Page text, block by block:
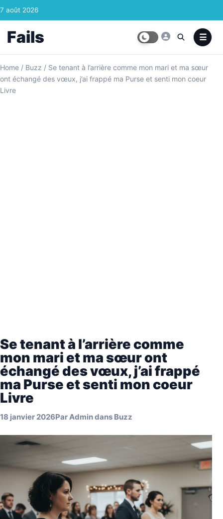
Skip to content
7 août 2026
Fails
Home / Buzz / Se tenant à l’arrière comme mon mari et ma sœur
ont échangé des vœux, j’ai frappé ma Purse et senti mon coeur
Livre
Se tenant à l’arrière comme
mon mari et ma sœur ont
échangé des vœux, j’ai frappé
ma Purse et senti mon coeur
Livre
18 janvier 2026ParAdmindans Buzz